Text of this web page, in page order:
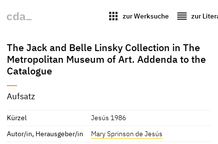
apps zur Werksuche reorder zur
The Jack and Belle Linsky Collection in The
Metropolitan Museum of Art. Addenda to the
Catalogue
Aufsatz
Kürzel
Jesús 1986
Autor/in, Herausgeber/in
Mary Sprinson de Jesús